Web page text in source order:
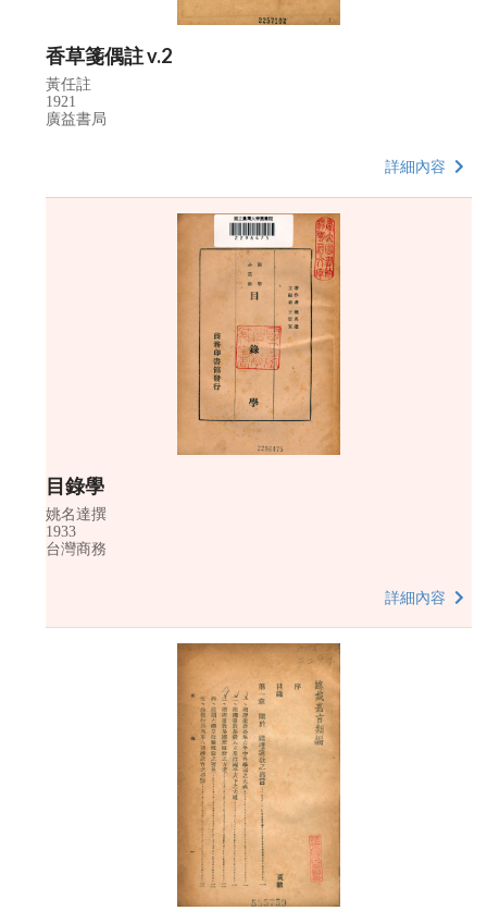
香草箋偶註 v.2
黃任註
1921
廣益書局
詳細內容
目錄學
姚名達撰
1933
台灣商務
詳細內容